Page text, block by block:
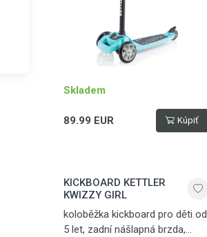
Skladem
89.99 EUR Kúpiť
KICKBOARD KETTLER
KWIZZY GIRL
koloběžka kickboard pro děti od
5 let, zadní nášlapná brzda,